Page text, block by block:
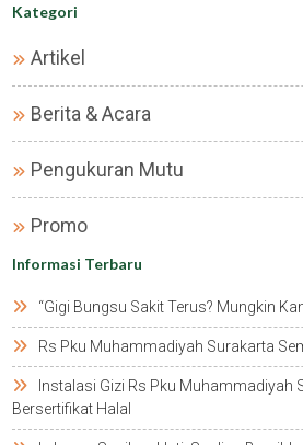
Kategori
Artikel
Berita & Acara
Pengukuran Mutu
Promo
Informasi Terbaru
“gigi Bungsu Sakit Terus? Mungkin
Rs Pku Muhammadiyah Surakarta
Instalasi Gizi Rs Pku Muhammadiyah
Bersertifikat Halal